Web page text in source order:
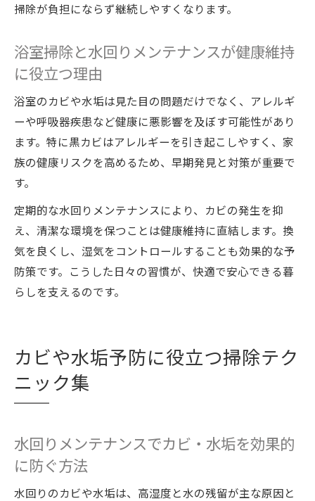
掃除が負担にならず継続しやすくなります。
浴室掃除と水回りメンテナンスが健康維持
に役立つ理由
浴室のカビや水垢は見た目の問題だけでなく、アレルギ
ーや呼吸器疾患など健康に悪影響を及ぼす可能性があり
ます。特に黒カビはアレルギーを引き起こしやすく、家
族の健康リスクを高めるため、早期発見と対策が重要で
す。
定期的な水回りメンテナンスにより、カビの発生を抑
え、清潔な環境を保つことは健康維持に直結します。換
気を良くし、湿気をコントロールすることも効果的な予
防策です。こうした日々の習慣が、快適で安心できる暮
らしを支えるのです。
カビや水垢予防に役立つ掃除テク
ニック集
水回りメンテナンスでカビ・水垢を効果的
に防ぐ方法
水回りのカビや水垢は、高湿度と水の残留が主な原因と